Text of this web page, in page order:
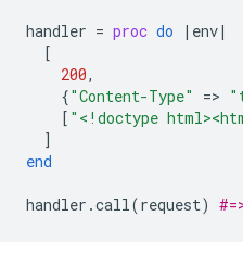
handler = proc do | env|
[
200,
{"Content-Type" =>
[ "<!doctype
]
end
handler .call(request)